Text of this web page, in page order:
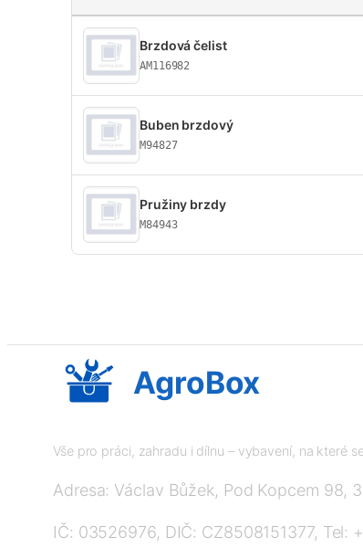
Brzdová čelist
AM116982
Buben brzdový
M94827
Pružiny brzdy
M84943
AgroBox
Vše pro práci, zahradu i dílnu – vybavení, na které
Adresa: Václav Bůžek, Pod Kopcem 98,
IČ: 03526976, DIČ: CZ8508151377,